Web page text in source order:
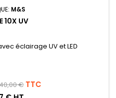
M&S
10X UV
éclairage UV et LED
€ TTC